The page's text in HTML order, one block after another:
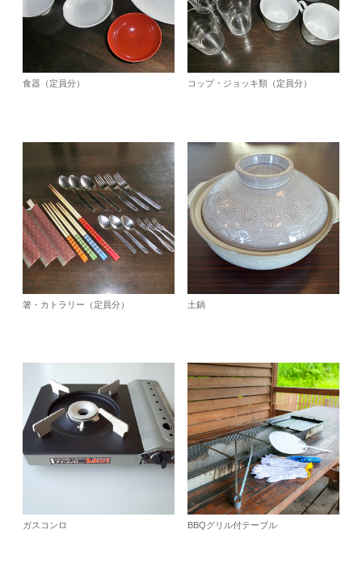
食器（定員分） コップ・ジョッキ類（定員分）
箸・カトラリー（定員分） 土鍋
ガスコンロ BBQグリル付テーブル